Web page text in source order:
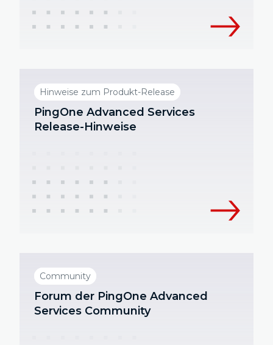
Hinweise zum Produkt-Release
PingOne Advanced Services
Release-Hinweise
Community
Forum der PingOne Advanced
Services Community